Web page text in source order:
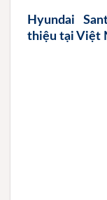
Hyundai
thiệu tại Việt